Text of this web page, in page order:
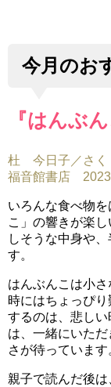
今月のお
『はんぶん
杜 今日子／さ
福音館書店
いろんな食べ物
こ」の響きが楽
しそうな中身や
す。
はんぶんこは小
時にはちょっぴ
するのは、悲し
は、一緒にいた
さが待っています
親子で読んだ後